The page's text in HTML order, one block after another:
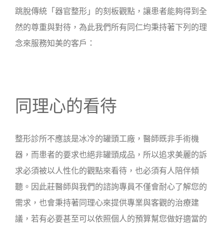
跳脫傳統「器官整形」的刻板觀點，讓患者能夠得到全
然的尊重與對待，為此我們所有同仁均秉持著下列的理
念來服務知美的客戶：
同理心的看待
整形診所不應該是冰冷的罐頭工廠，醫師既非手術機
器，而患者的要求也絕非罐頭成品，所以追求美麗的訴
求必須被以人性化的觀點來看待，也必須有人陪伴傾
聽。因此莊醫師與我們的諮詢專員不僅會耐心了解您的
需求，也會秉持著同理心來提供專業與客觀的治療建
議，若有必要甚至可以依照個人的預算幫您做好適當的